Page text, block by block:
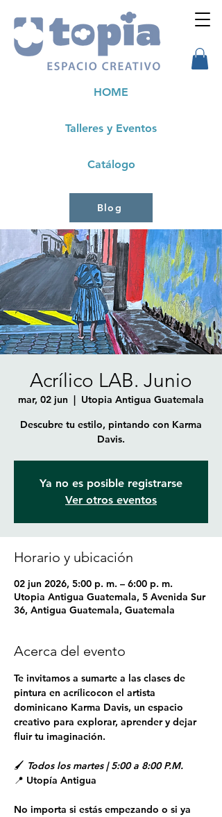
Talleres y Eventos
HOME
Catálogo
Blog
Acrílico LAB. Junio
mar, 02 jun
  |
Utopia Antigua Guatemala
Descubre tu estilo, pintando con Karma
Davis.
Ya no es posible registrarse
Ver otros eventos
Horario y ubicación
02 jun 2026, 5:00 p. m. – 6:00 p. m.
Utopia Antigua Guatemala, 5 Avenida Sur
36, Antigua Guatemala, Guatemala
Acerca del evento
Te invitamos a sumarte a las clases de
pintura en acrílicocon el artista
dominicano Karma Davis, un espacio
creativo para explorar, aprender y dejar
fluir tu imaginación.
🖌 Todos los martes | 5:00 a 8:00 P.M.
📍 Utopía Antigua
No importa si estás empezando o si ya